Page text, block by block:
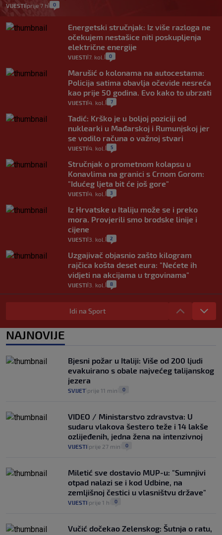
VIJESTI| prije 7 h 0
Energetski stručnjak: Iz više razloga ne
očekujem nestašice niti poskupljenja
električne energije
VIJESTI 7. kol. 0
Marušić o kolonama na autocestama:
Policija satima obavlja očevide nesreća
kao prije 50 godina. Evo kako to ubrzati
VIJESTI 4. kol. 7
Tadić: Krško je u boljoj poziciji od
nuklearki u Mađarskoj i Rumunjskoj jer
se vodilo računa o važnoj stvari
VIJESTI 4. kol. 5
Stručnjak o prometnom kolapsu u
Konavlima na granici s Crnom Gorom:
"Idućeg ljeta bit će još gore"
VIJESTI 4. kol. 3
Iz Hrvatske u Italiju može se i preko
mora. Provjerili smo brodske linije i
cijene
VIJESTI 3. kol. 2
Uzgajivač objasnio zašto kilogram
rajčica košta deset eura: "Nećete ih
vidjeti na akcijama u trgovinama"
VIJESTI 3. kol. 8
Selidba je jedno od stresnijih iskustava.
Evo aktualnih cijena i nekoliko savjeta
VIJESTI 2. kol. 0
automobilom na Hvar iz Zagreba, a
koliko iz Osijeka
VIJESTI 2. kol. 14
Idi na Sport
NAJNOVIJE
Bjesni požar u Italiji: Više od 200 ljudi
evakuirano s obale najvećeg talijanskog
jezera
SVIJET prije 11 min 0
VIDEO / Ministarstvo zdravstva: U
sudaru vlakova šestero teže i 14 lakše
ozlijeđenih, jedna žena na intenzivnoj
VIJESTI prije 27 min 0
Miletić sve dostavio MUP-u: "Sumnjivi
otpad nalazi se i kod Udbine, na
zemljišnoj čestici u vlasništvu države"
VIJESTI prije 1 h 0
Vučić dočekao Zelenskog: Šutnja o ratu,